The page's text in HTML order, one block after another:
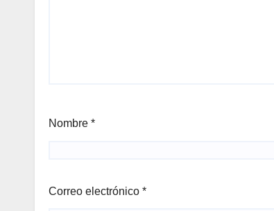
Nombre *
Correo electrónico *